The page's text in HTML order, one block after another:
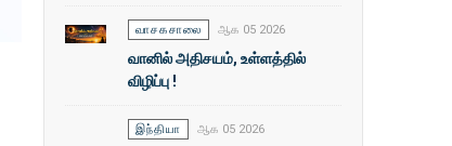
வாசகசாலை ஆக 05 2026
வானில் அதிசயம், உள்ளத்தில்
விழிப்பு !
இந்தியா ஆக 05 2026